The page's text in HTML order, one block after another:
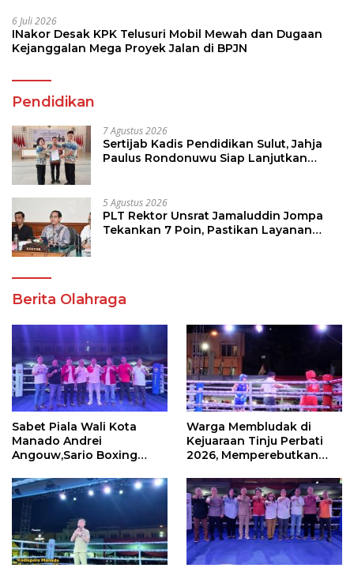
6 Juli 2026
INakor Desak KPK Telusuri Mobil Mewah dan Dugaan
Kejanggalan Mega Proyek Jalan di BPJN
Pendidikan
7 Agustus 2026
Sertijab Kadis Pendidikan Sulut, Jahja
Paulus Rondonuwu Siap Lanjutkan
5 Agustus 2026
PLT Rektor Unsrat Jamaluddin Jompa
Tekankan 7 Poin, Pastikan Layanan
Berita Olahraga
Sabet Piala Wali Kota
Manado Andrei
Angouw,Sario Boxing
Perbati 2026
Warga Membludak di
Kejuaraan Tinju Perbati
2026, Memperebutkan